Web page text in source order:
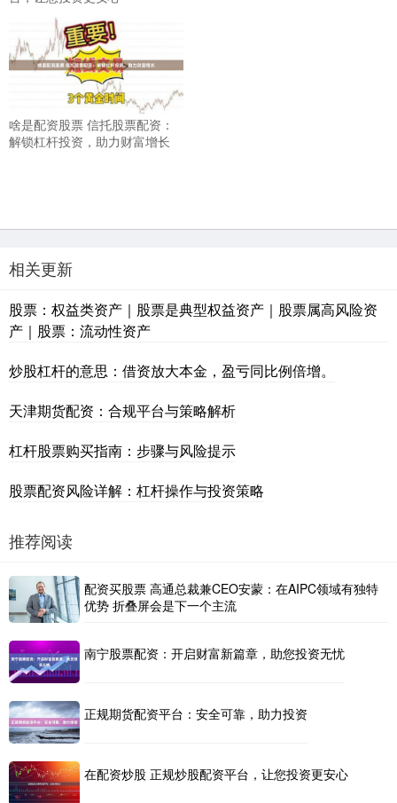
啥是配资股票 信托股票配资：
解锁杠杆投资，助力财富增长
相关更新
股票：权益类资产｜股票是典型权益资产｜股票属高风险资
产｜股票：流动性资产
炒股杠杆的意思：借资放大本金，盈亏同比例倍增。
天津期货配资：合规平台与策略解析
杠杆股票购买指南：步骤与风险提示
股票配资风险详解：杠杆操作与投资策略
推荐阅读
配资买股票 高通总裁兼CEO安蒙：在AIPC领域有独特
优势 折叠屏会是下一个主流
南宁股票配资：开启财富新篇章，助您投资无忧
正规期货配资平台：安全可靠，助力投资
在配资炒股 正规炒股配资平台，让您投资更安心